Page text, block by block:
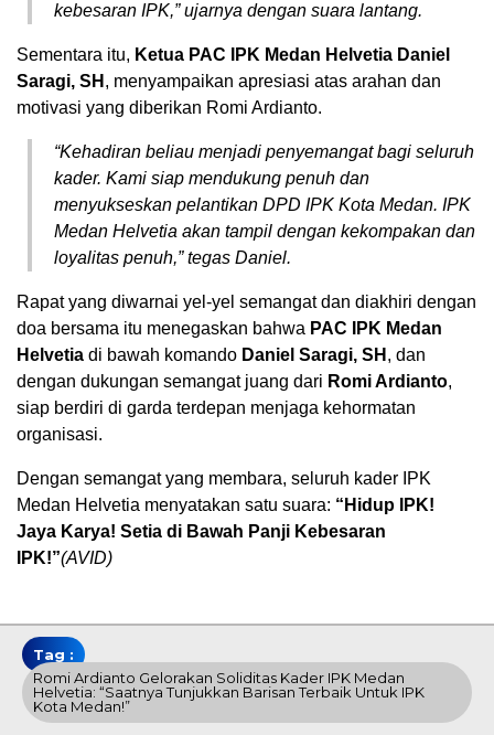
kebesaran IPK,” ujarnya dengan suara lantang.
Sementara itu, Ketua PAC IPK Medan Helvetia Daniel
Saragi, SH , menyampaikan apresiasi atas arahan dan
motivasi yang diberikan Romi Ardianto.
“Kehadiran beliau menjadi penyemangat bagi seluruh
kader. Kami siap mendukung penuh dan
menyukseskan pelantikan DPD IPK Kota Medan. IPK
Medan Helvetia akan tampil dengan kekompakan dan
loyalitas penuh,” tegas Daniel.
Rapat yang diwarnai yel-yel semangat dan diakhiri dengan
doa bersama itu menegaskan bahwa PAC IPK Medan
Helvetia di bawah komando Daniel Saragi, SH , dan
dengan dukungan semangat juang dari Romi Ardianto,
siap berdiri di garda terdepan menjaga kehormatan
organisasi.
Dengan semangat yang membara, seluruh kader IPK
Medan Helvetia menyatakan satu suara: “Hidup IPK!
Jaya Karya! Setia di Bawah Panji Kebesaran
IPK!”(AVID)
Tag :
Romi Ardianto Gelorakan Soliditas Kader IPK Medan
Helvetia: “Saatnya Tunjukkan Barisan Terbaik Untuk IPK
Kota Medan!”